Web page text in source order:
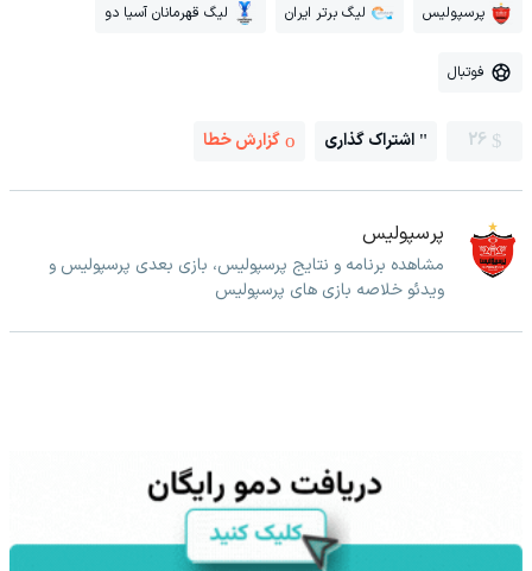
پرسپولیس لیگ برتر ایران لیگ قهرمانان آسیا دو
فوتبال
26 اشتراک گذاری گزارش خطا
پرسپولیس
مشاهده برنامه و نتایج پرسپولیس، بازی بعدی پرسپولیس و
ویدئو خلاصه بازی های پرسپولیس